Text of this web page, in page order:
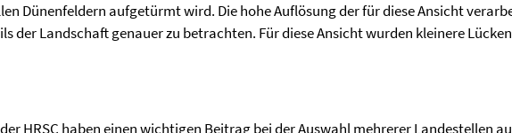
Dünenfeldern aufgetürmt wird. Die hohe Auflösung der für diese Ansicht
der Landschaft genauer zu betrachten. Für diese Ansicht wurden kleinere
HRSC haben einen wichtigen Beitrag bei der Auswahl mehrerer Landestellen